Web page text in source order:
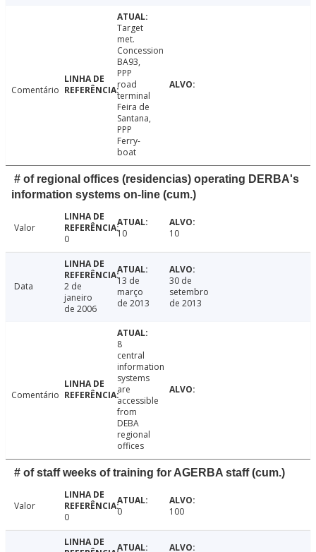
Comentário
Target
met.
Concession
BA93,
PPP
road
terminal
Feira de
Santana,
PPP
Ferry-
boat
# of regional offices (residencias) operating DERBA's
information systems on-line (cum.)
Valor
0
10 10
Data
2 de
janeiro
de 2006
13 de
março
de 2013
30 de
setembro
de 2013
Comentário
8
central
information
systems
are
accessible
from
DEBA
regional
offices
# of staff weeks of training for AGERBA staff (cum.)
Valor
0
0 100